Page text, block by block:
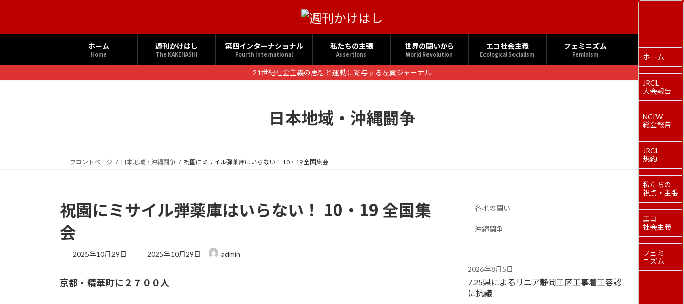
へ
ス
ョ
ン
ホーム
Home
週刊かけはし
The KAKEHASHI
第四インターナショナル
Fourth International
私たちの主張
Assertions
世界の闘いから
World Revolution
エコ社会主義
Ecological Socialism
フェミニズム
Feminism
21世紀社会主義の思想と運動に寄与する左翼ジャーナル
日本地域・沖縄闘争
フロントページ 日本地域・沖縄闘争 祝園にミサイル弾薬庫はいらない！ 10・19 全国集会
祝園にミサイル弾薬庫はいらない！ 10・19 全国集
会
2025年10月29日
最
新
2025年10月29日 admin
京都・精華町に２７００人
各地の闘い
沖縄闘争
2026年8月5日
7.25県によるリニア静岡工区工事着工容認
に抗議
ホーム
JRCL
大会報告
NCIW
総会報告
JRCL
規約
私たちの
視点・主張
エコ
社会主義
フェミ
ニズム